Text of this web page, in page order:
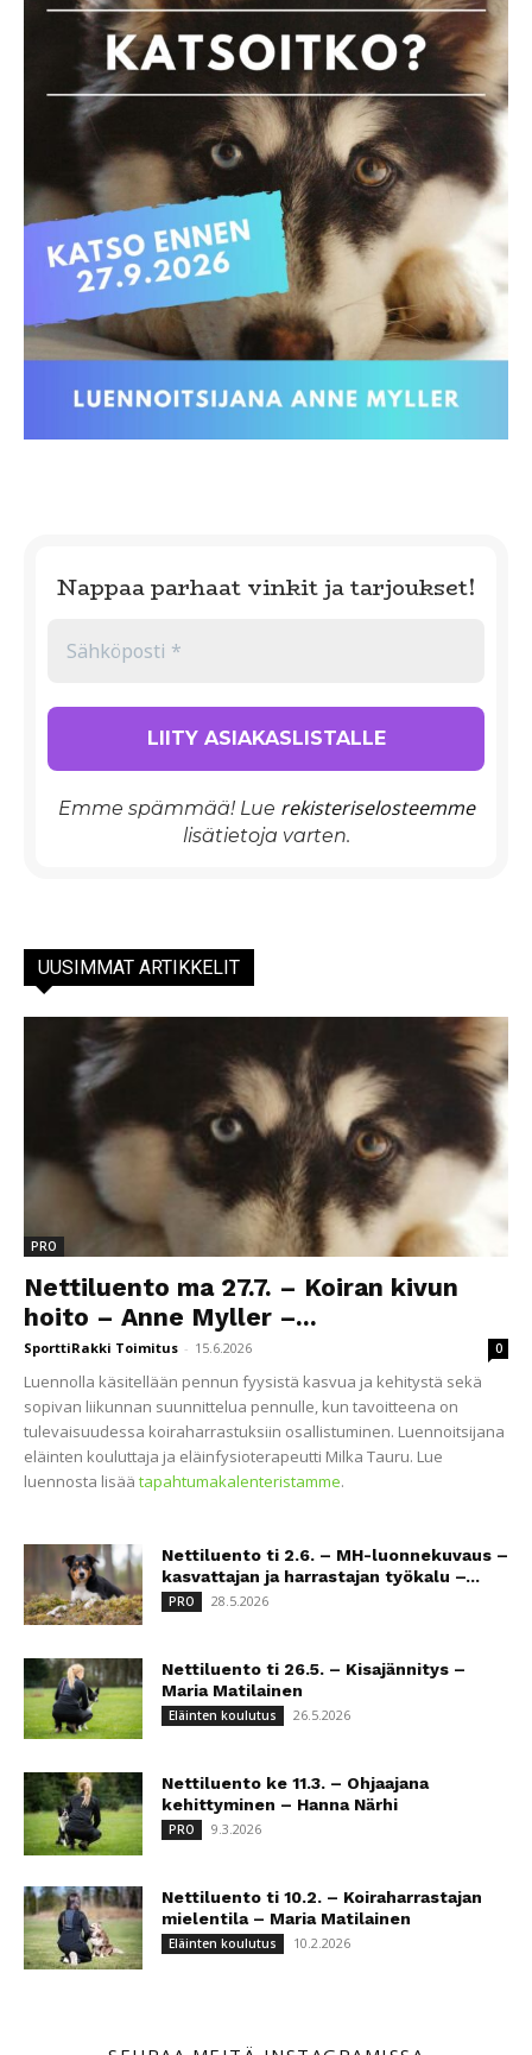
Nappaa parhaat vinkit ja tarjoukset!
Emme spämmää! Lue rekisteriselosteemme
lisätietoja varten.
UUSIMMAT ARTIKKELIT
PRO
Nettiluento ma 27.7. – Koiran kivun
hoito – Anne Myller –...
SporttiRakki Toimitus - 15.6.2026 0
Luennolla käsitellään pennun fyysistä kasvua ja kehitystä sekä
sopivan liikunnan suunnittelua pennulle, kun tavoitteena on
tulevaisuudessa koiraharrastuksiin osallistuminen. Luennoitsijana
eläinten kouluttaja ja eläinfysioterapeutti Milka Tauru. Lue
luennosta lisää tapahtumakalenteristamme.
Nettiluento ti 2.6. – MH-luonnekuvaus –
kasvattajan ja harrastajan työkalu –...
PRO 28.5.2026
Nettiluento ti 26.5. – Kisajännitys –
Maria Matilainen
Eläinten koulutus 26.5.2026
Nettiluento ke 11.3. – Ohjaajana
kehittyminen – Hanna Närhi
PRO 9.3.2026
Nettiluento ti 10.2. – Koiraharrastajan
mielentila – Maria Matilainen
Eläinten koulutus 10.2.2026